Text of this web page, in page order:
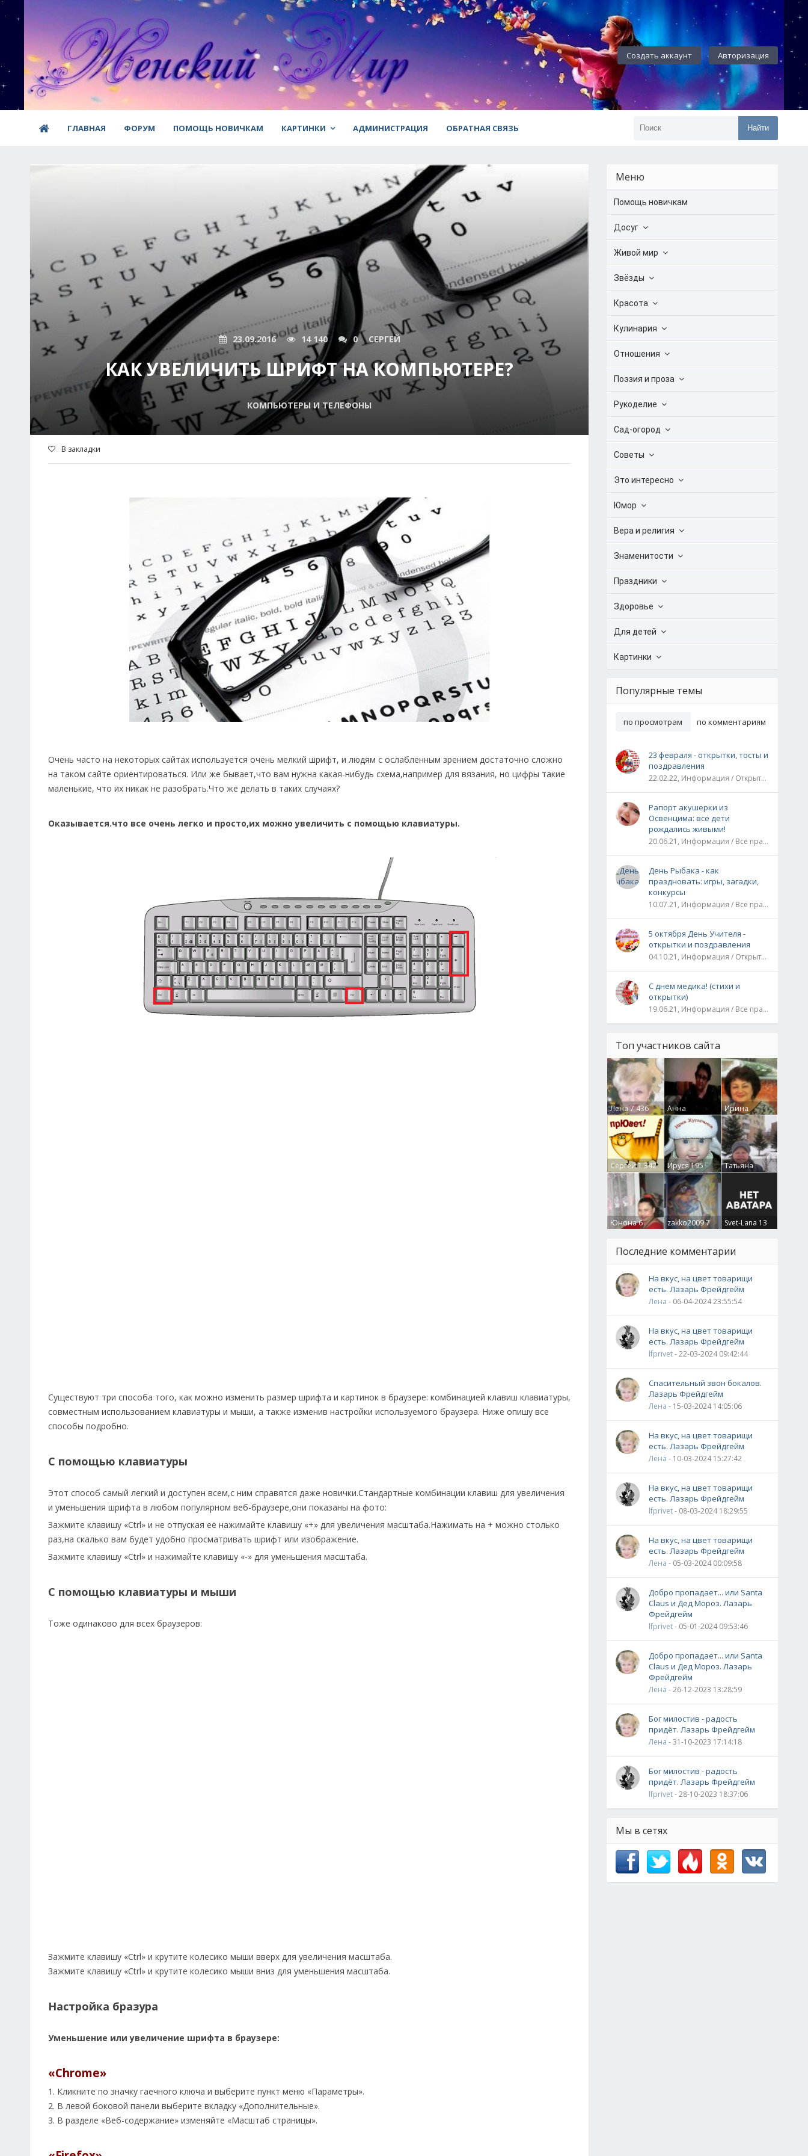
Создать аккаунт Авторизация
ГЛАВНАЯ ФОРУМ ПОМОЩЬ НОВИЧКАМ КАРТИНКИ АДМИНИСТРАЦИЯ ОБРАТНАЯ СВЯЗЬ Найти
23.09.2016 14 140 0 СЕРГЕЙ
КАК УВЕЛИЧИТЬ ШРИФТ НА КОМПЬЮТЕРЕ?
КОМПЬЮТЕРЫ И ТЕЛЕФОНЫ
В закладки
Очень часто на некоторых сайтах используется очень мелкий шрифт, и людям с ослабленным зрением достаточно сложно
на таком сайте ориентироваться. Или же бывает,что вам нужна какая-нибудь схема,например для вязания, но цифры такие
маленькие, что их никак не разобрать.Что же делать в таких случаях?
Оказывается.что все очень легко и просто,их можно увеличить с помощью клавиатуры.
Существуют три способа того, как можно изменить размер шрифта и картинок в браузере: комбинацией клавиш клавиатуры,
совместным использованием клавиатуры и мыши, а также изменив настройки используемого браузера. Ниже опишу все
способы подробно.
С помощью клавиатуры
Этот способ самый легкий и доступен всем,с ним справятся даже новички.Стандартные комбинации клавиш для увеличения
и уменьшения шрифта в любом популярном веб-браузере,они показаны на фото:
Зажмите клавишу «Ctrl» и не отпуская её нажимайте клавишу «+» для увеличения масштаба.Нажимать на + можно столько
раз,на скалько вам будет удобно просматривать шрифт или изображение.
Зажмите клавишу «Ctrl» и нажимайте клавишу «-» для уменьшения масштаба.
С помощью клавиатуры и мыши
Тоже одинаково для всех браузеров:
Зажмите клавишу «Ctrl» и крутите колесико мыши вверх для увеличения масштаба.
Зажмите клавишу «Ctrl» и крутите колесико мыши вниз для уменьшения масштаба.
Настройка бразура
Уменьшение или увеличение шрифта в браузере:
«Chrome»
1. Кликните по значку гаечного ключа и выберите пункт меню «Параметры».
2. В левой боковой панели выберите вкладку «Дополнительные».
3. В разделе «Веб-содержание» изменяйте «Масштаб страницы».
Меню
Помощь новичкам
Досуг
Живой мир
Звёзды
Красота
Кулинария
Отношения
Поэзия и проза
Рукоделие
Сад-огород
Советы
Это интересно
Юмор
Вера и религия
Знаменитости
Праздники
Здоровье
Для детей
Картинки
Популярные темы
по просмотрам по комментариям
23 февраля - открытки, тосты и
поздравления
22.02.22, Информация / Открытки / Все праздники
Рапорт акушерки из
Освенцима: все дети
рождались живыми!
20.06.21, Информация / Все праздники / Рассказы и истории
День Рыбака - как
праздновать: игры, загадки,
конкурсы
10.07.21, Информация / Все праздники
5 октября День Учителя -
открытки и поздравления
04.10.21, Информация / Открытки / Все праздники
С днем медика! (стихи и
открытки)
19.06.21, Информация / Все праздники
Топ участников сайта
Лена7 436
Анна
Гумлевая0
Ирина
Бруцкая41
Сергей1 342 Ируся195
Татьяна
Крючкова0
Юнона6 zakko20097 Svet-Lana 13
Последние комментарии
На вкус, на цвет товарищи
есть. Лазарь Фрейдгейм
Лена - 06-04-2024 23:55:54
На вкус, на цвет товарищи
есть. Лазарь Фрейдгейм
lfprivet- 22-03-2024 09:42:44
Спасительный звон бокалов.
Лазарь Фрейдгейм
Лена - 15-03-2024 14:05:06
На вкус, на цвет товарищи
есть. Лазарь Фрейдгейм
Лена - 10-03-2024 15:27:42
На вкус, на цвет товарищи
есть. Лазарь Фрейдгейм
lfprivet- 08-03-2024 18:29:55
На вкус, на цвет товарищи
есть. Лазарь Фрейдгейм
Лена - 05-03-2024 00:09:58
Добро пропадает... или Santa
Claus и Дед Мороз. Лазарь
Фрейдгейм
lfprivet- 05-01-2024 09:53:46
Добро пропадает... или Santa
Claus и Дед Мороз. Лазарь
Фрейдгейм
Лена - 26-12-2023 13:28:59
Бог милостив - радость
придёт. Лазарь Фрейдгейм
Лена - 31-10-2023 17:14:18
Бог милостив - радость
придёт. Лазарь Фрейдгейм
lfprivet- 28-10-2023 18:37:06
Мы в сетях